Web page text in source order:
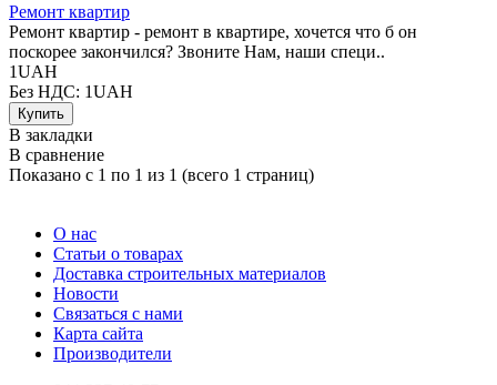
Ремонт квартир
Ремонт квартир - ремонт в квартире, хочется что б он
поскорее закончился? Звоните Нам, наши специ..
1UAH
Без НДС: 1UAH
В закладки
В сравнение
Показано с 1 по 1 из 1 (всего 1 страниц)
О нас
Статьи о товарах
Доставка строительных материалов
Новости
Связаться с нами
Карта сайта
Производители